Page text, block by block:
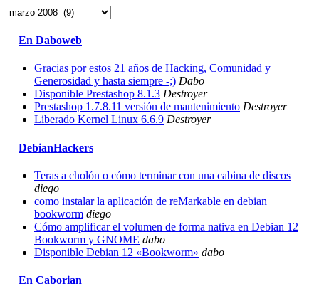
Archivos
En Daboweb
Gracias por estos 21 años de Hacking, Comunidad y
Generosidad y hasta siempre -;) Dabo
Disponible Prestashop 8.1.3 Destroyer
Prestashop 1.7.8.11 versión de mantenimiento Destroyer
Liberado Kernel Linux 6.6.9 Destroyer
DebianHackers
Teras a cholón o cómo terminar con una cabina de discos
diego
como instalar la aplicación de reMarkable en debian
bookworm diego
Cómo amplificar el volumen de forma nativa en Debian 12
Bookworm y GNOME dabo
Disponible Debian 12 «Bookworm» dabo
En Caborian